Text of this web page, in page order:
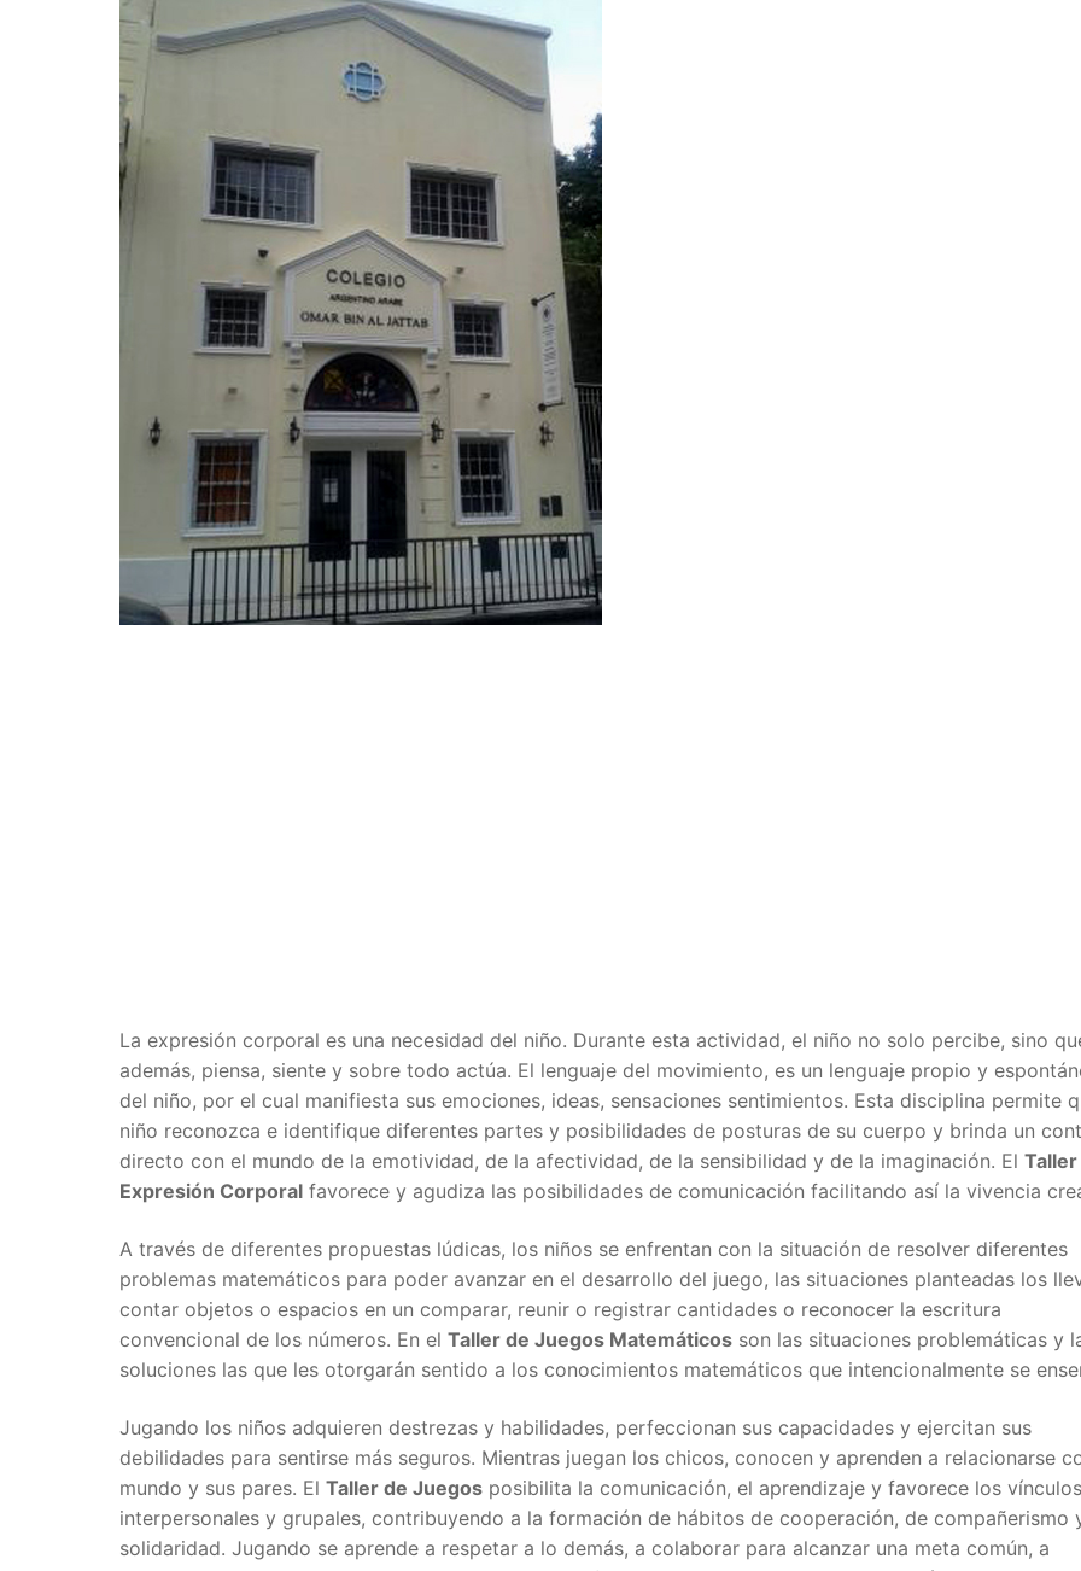
La expresión corporal es una necesidad del niño. Durante esta actividad, el niño no solo percibe, sino
además, piensa, siente y sobre todo actúa. El lenguaje del movimiento, es un lenguaje propio y
del niño, por el cual manifiesta sus emociones, ideas, sensaciones sentimientos. Esta disciplina permite
niño reconozca e identifique diferentes partes y posibilidades de posturas de su cuerpo y brinda un
directo con el mundo de la emotividad, de la afectividad, de la sensibilidad y de la imaginación. El
Expresión Corporal favorece y agudiza las posibilidades de comunicación facilitando así la vivencia
A través de diferentes propuestas lúdicas, los niños se enfrentan con la situación de resolver diferentes
problemas matemáticos para poder avanzar en el desarrollo del juego, las situaciones planteadas los
contar objetos o espacios en un comparar, reunir o registrar cantidades o reconocer la escritura
convencional de los números. En el Taller de Juegos Matemáticos son las situaciones problemáticas y
soluciones las que les otorgarán sentido a los conocimientos matemáticos que intencionalmente se
Jugando los niños adquieren destrezas y habilidades, perfeccionan sus capacidades y ejercitan sus
debilidades para sentirse más seguros. Mientras juegan los chicos, conocen y aprenden a relacionarse
mundo y sus pares. El Taller de Juegos posibilita la comunicación, el aprendizaje y favorece los vínculos
interpersonales y grupales, contribuyendo a la formación de hábitos de cooperación, de compañerismo
solidaridad. Jugando se aprende a respetar a lo demás, a colaborar para alcanzar una meta común, a